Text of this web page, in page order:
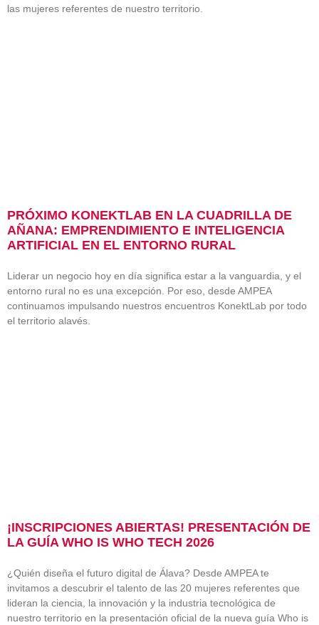
las mujeres referentes de nuestro territorio.
PRÓXIMO KONEKTLAB EN LA CUADRILLA DE
AÑANA: EMPRENDIMIENTO E INTELIGENCIA
ARTIFICIAL EN EL ENTORNO RURAL
Liderar un negocio hoy en día significa estar a la vanguardia, y el
entorno rural no es una excepción. Por eso, desde AMPEA
continuamos impulsando nuestros encuentros KonektLab por todo
el territorio alavés.
¡INSCRIPCIONES ABIERTAS! PRESENTACIÓN DE
LA GUÍA WHO IS WHO TECH 2026
¿Quién diseña el futuro digital de Álava? Desde AMPEA te
invitamos a descubrir el talento de las 20 mujeres referentes que
lideran la ciencia, la innovación y la industria tecnológica de
nuestro territorio en la presentación oficial de la nueva guía Who is